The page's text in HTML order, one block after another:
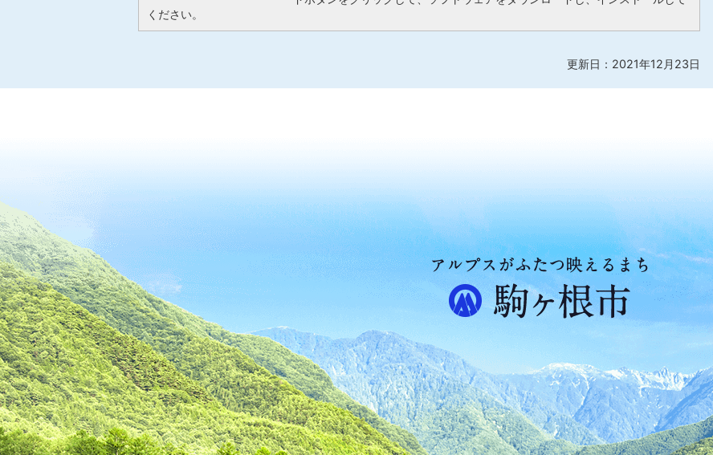
ください。
更新日：2021年12月23日
ア
ル
た
つ
映
え
る
ま
ち